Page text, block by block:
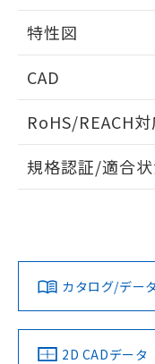
タイムチャート
相互干渉
A: 110mm以上、B:
周囲金属の影響
特性図
検出物体の大きさと材
CAD
ドすることがで
ダウンロードデータを
みください。
ソフトウェアの使用条件
RoHS/REACH
EU RoHS 注意事
対応済み
中国 RoHS 注意事
規格認証/適合
LR型式承認
（イギリス
船舶規格）
（
カタログ/デー
2D CADデータ
欄に対応日を
既に当社に
していること
す。